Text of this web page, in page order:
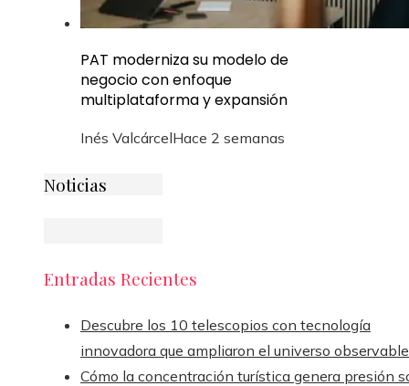
PAT moderniza su modelo de
negocio con enfoque
multiplataforma y expansión
Inés ValcárcelHace 2 semanas
Noticias
Entradas Recientes
Descubre los 10 telescopios con tecnología
innovadora que ampliaron el universo observable
Cómo la concentración turística genera presión